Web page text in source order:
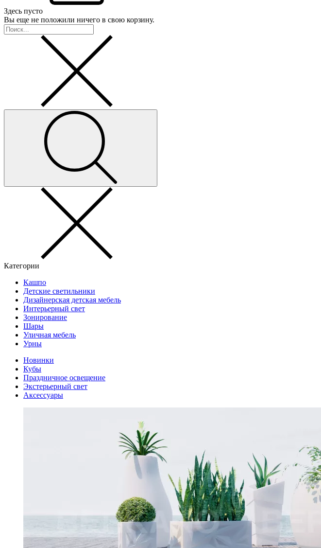
Здесь пусто
Вы еще не положили ничего в свою корзину.
Категории
Кашпо
Детские светильники
Дизайнерская детская мебель
Интерьерный свет
Зонирование
Шары
Уличная мебель
Урны
Новинки
Кубы
Праздничное освещение
Экстерьерный свет
Аксессуары